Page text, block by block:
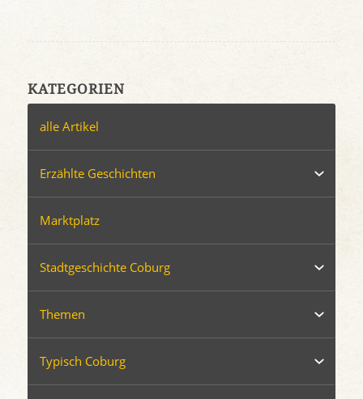
KATEGORIEN
alle Artikel
Erzählte Geschichten
Marktplatz
Stadtgeschichte Coburg
Themen
Typisch Coburg